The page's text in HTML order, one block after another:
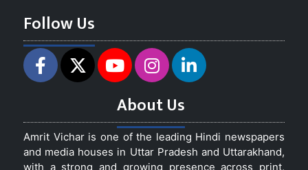
Follow Us
About Us
Amrit Vichar is one of the leading Hindi newspapers
and media houses in Uttar Pradesh and Uttarakhand,
with a strong and growing presence across print,